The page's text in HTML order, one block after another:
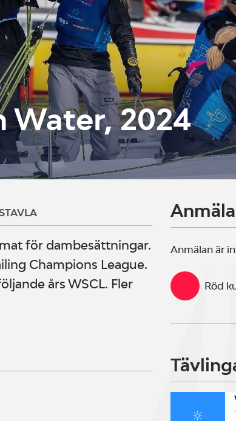
Water, 2024
för dambesättningar.
Champions League.
års WSCL. Fler
Anmälan är
Röd